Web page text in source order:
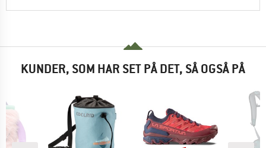
KUNDER, SOM HAR SET PÅ DET, SÅ OGSÅ PÅ